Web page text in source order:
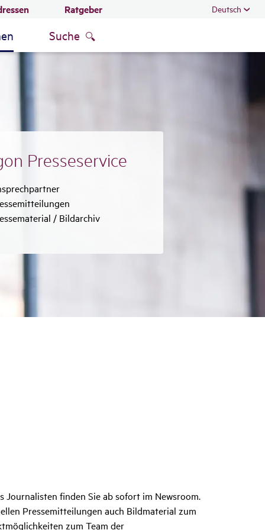
Ratgeber Deutsch
Suche
Pres­se­ser­vice
/ Bildarchiv
Journalisten finden Sie ab sofort im Newsroom.
Pressemitteilungen auch Bildmaterial zum
zum Team der